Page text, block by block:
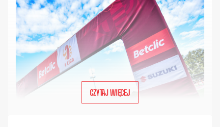
CZYTAJ WIĘCEJ